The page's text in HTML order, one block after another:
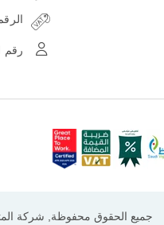
الرقم
رقم
جميع الحقوق محفوظة, شركة